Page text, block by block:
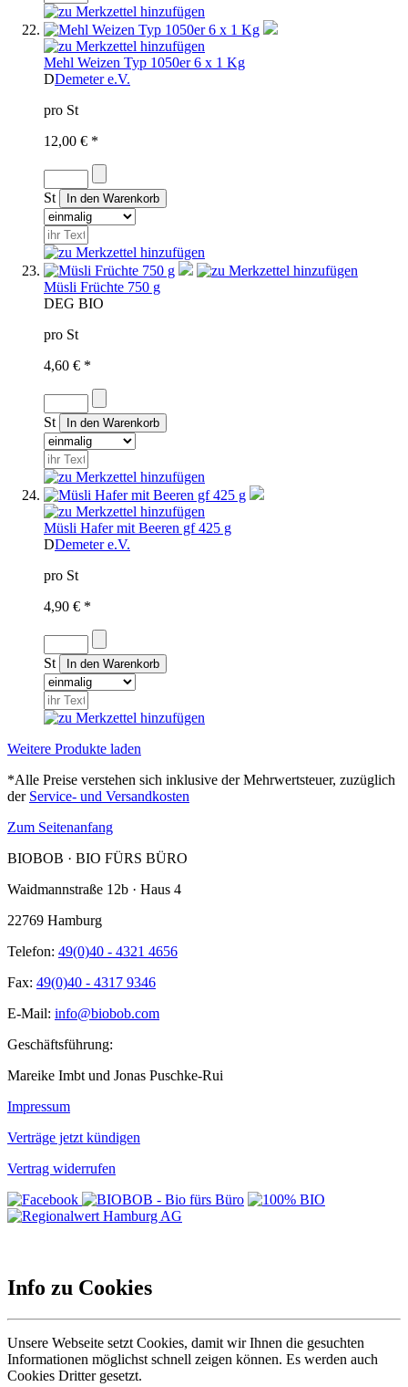
Mehl Weizen Typ 1050er 6 x 1 Kg
DDemeter e.V.
pro St
12,00 € *
St
Müsli Früchte 750 g
DEG BIO
pro St
4,60 € *
St
Müsli Hafer mit Beeren gf 425 g
DDemeter e.V.
pro St
4,90 € *
St
Weitere Produkte laden
*Alle Preise verstehen sich inklusive der Mehrwertsteuer, zuzüglich
der Service- und Versandkosten
Zum Seitenanfang
BIOBOB · BIO FÜRS BÜRO
Waidmannstraße 12b · Haus 4
22769 Hamburg
Telefon: 49(0)40 - 4321 4656
Fax: 49(0)40 - 4317 9346
E-Mail: info@biobob.com
Geschäftsführung:
Mareike Imbt und Jonas Puschke-Rui
Impressum
Verträge jetzt kündigen
Vertrag widerrufen
Info zu Cookies
Unsere Webseite setzt Cookies, damit wir Ihnen die gesuchten
Informationen möglichst schnell zeigen können. Es werden auch
Cookies Dritter gesetzt.